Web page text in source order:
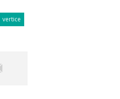
vertice